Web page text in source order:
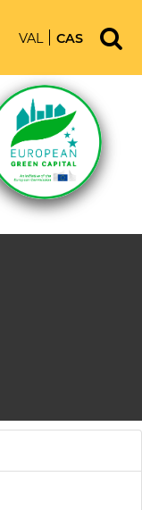
VAL CAS